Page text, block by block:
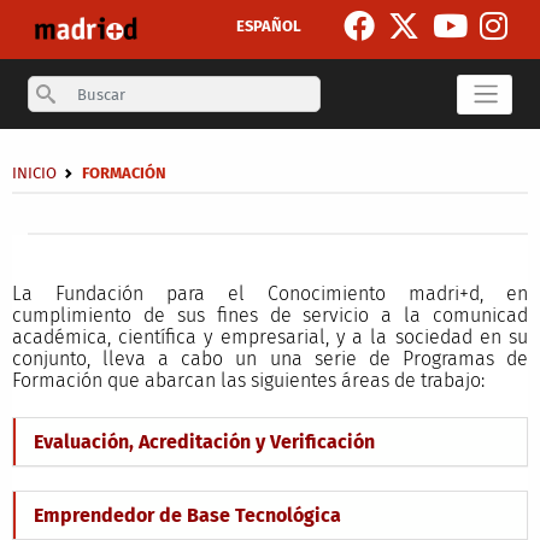
ESPAÑOL
Search
Breadcrumb
INICIO FORMACIÓN
La Fundación para el Conocimiento madri+d, en
cumplimiento de sus fines de servicio a la comunicad
académica, científica y empresarial, y a la sociedad en su
conjunto, lleva a cabo un una serie de Programas de
Formación que abarcan las siguientes áreas de trabajo:
Evaluación, Acreditación y Verificación
Emprendedor de Base Tecnológica